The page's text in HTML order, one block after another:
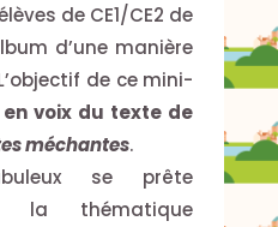
de CE1/CE2 de
d’une manière
de ce mini-
voix du texte de
méchantes.
se prête
la thématique